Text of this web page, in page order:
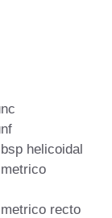
helicoidal
recto